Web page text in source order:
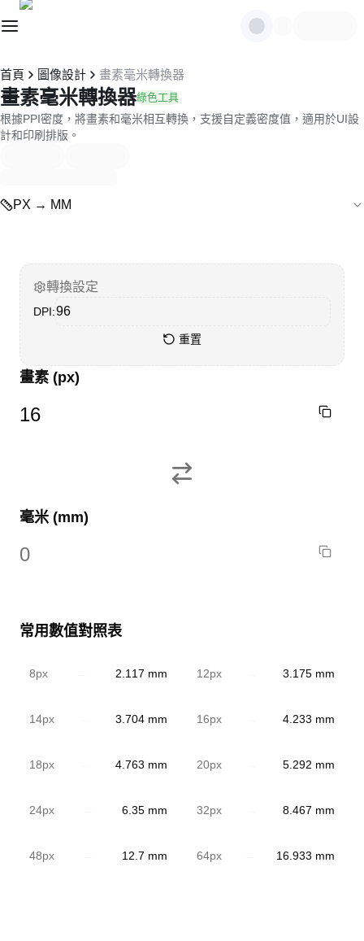
首頁 圖像設計 畫素毫米轉換器
畫素毫米轉換器綠色工具
根據PPI密度，將畫素和毫米相互轉換，支援自定義密度值，適用於UI設
計和印刷排版。
PX → MM
轉換設定
DPI:
重置
畫素 (px)
毫米 (mm)
常用數值對照表
8px 2.117 mm 12px 3.175 mm
14px 3.704 mm 16px 4.233 mm
18px 4.763 mm 20px 5.292 mm
24px 6.35 mm 32px 8.467 mm
48px 12.7 mm 64px 16.933 mm